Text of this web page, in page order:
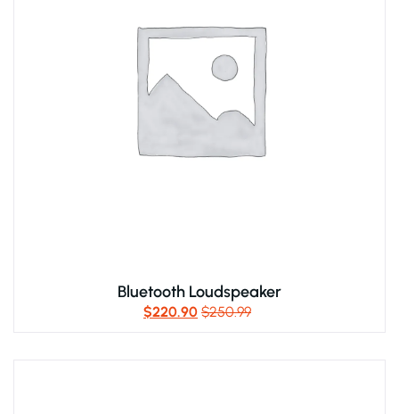
Bluetooth Loudspeaker
$250.99
$220.90